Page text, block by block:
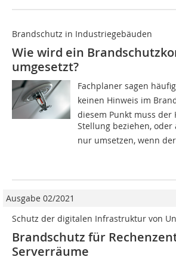
Brandschutz in Industriegebäuden
Wie wird ein
umgesetzt?
Fachplaner sagen
keinen Hinweis im
diesem Punkt muss der
Stellung beziehen, oder
nur umsetzen, wenn
Ausgabe 02/2021
Schutz der digitalen Infrastruktur von
Brandschutz für
Serverräume